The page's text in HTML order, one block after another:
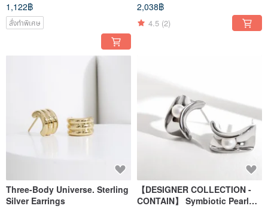
1,122฿
สั่งทำพิเศษ
2,038฿
4.5 (2)
Three-Body Universe. Sterling
Silver Earrings
【DESIGNER COLLECTION -
CONTAIN】 Symbiotic Pearl